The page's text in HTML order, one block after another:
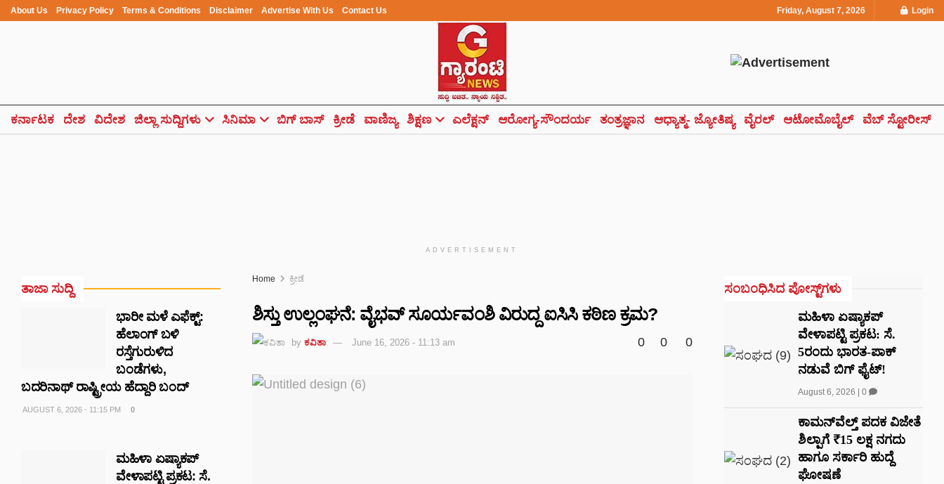
About Us Privacy Policy Terms & Conditions Disclaimer Advertise With Us Contact Us Friday, August 7, 2026 Login
ಕರ್ನಾಟಕ ದೇಶ ವಿದೇಶ ಜಿಲ್ಲಾ ಸುದ್ದಿಗಳು ಸಿನಿಮಾ ಬಿಗ್ ಬಾಸ್ ಕ್ರೀಡೆ ವಾಣಿಜ್ಯ ಶಿಕ್ಷಣ ಎಲೆಕ್ಷನ್ ಆರೋಗ್ಯ-ಸೌಂದರ್ಯ ತಂತ್ರಜ್ಞಾನ ಆಧ್ಯಾತ್ಮ- ಜ್ಯೋತಿಷ್ಯ ವೈರಲ್ ಆಟೋಮೊಬೈಲ್ ವೆಬ್ ಸ್ಟೋರೀಸ್
ADVERTISEMENT
Home ಕ್ರೀಡೆ
ಶಿಸ್ತು ಉಲ್ಲಂಘನೆ: ವೈಭವ್ ಸೂರ್ಯವಂಶಿ ವಿರುದ್ದ ಐಸಿಸಿ ಕಠಿಣ ಕ್ರಮ?
by ಕವಿತಾ June 16, 2026 - 11:13 am 0 0 0
ತಾಜಾ ಸುದ್ದಿ
ಭಾರೀ ಮಳೆ ಎಫೆಕ್ಟ್‌:
ಹೆಲಾಂಗ್ ಬಳಿ
ರಸ್ತೆಗುರುಳಿದ
ಬಂಡೆಗಳು,
ಬದರಿನಾಥ್‌ ರಾಷ್ಟ್ರೀಯ ಹೆದ್ದಾರಿ ಬಂದ್‌
AUGUST 6, 2026 - 11:15 PM 0
ಮಹಿಳಾ ಏಷ್ಯಾಕಪ್
ವೇಳಾಪಟ್ಟಿ ಪ್ರಕಟ: ಸೆ.
ಸಂಬಂಧಿಸಿದ ಪೋಸ್ಟ್‌ಗಳು
ಮಹಿಳಾ ಏಷ್ಯಾಕಪ್
ವೇಳಾಪಟ್ಟಿ ಪ್ರಕಟ: ಸೆ.
5ರಂದು ಭಾರತ-ಪಾಕ್‌
ನಡುವೆ ಬಿಗ್ ಫೈಟ್!
August 6, 2026 0
ಕಾಮನ್‌ವೆಲ್ತ್ ಪದಕ ವಿಜೇತೆ
ಶಿಲ್ಪಾಗೆ ₹15 ಲಕ್ಷ ನಗದು
ಹಾಗೂ ಸರ್ಕಾರಿ ಹುದ್ದೆ
ಘೋಷಣೆ